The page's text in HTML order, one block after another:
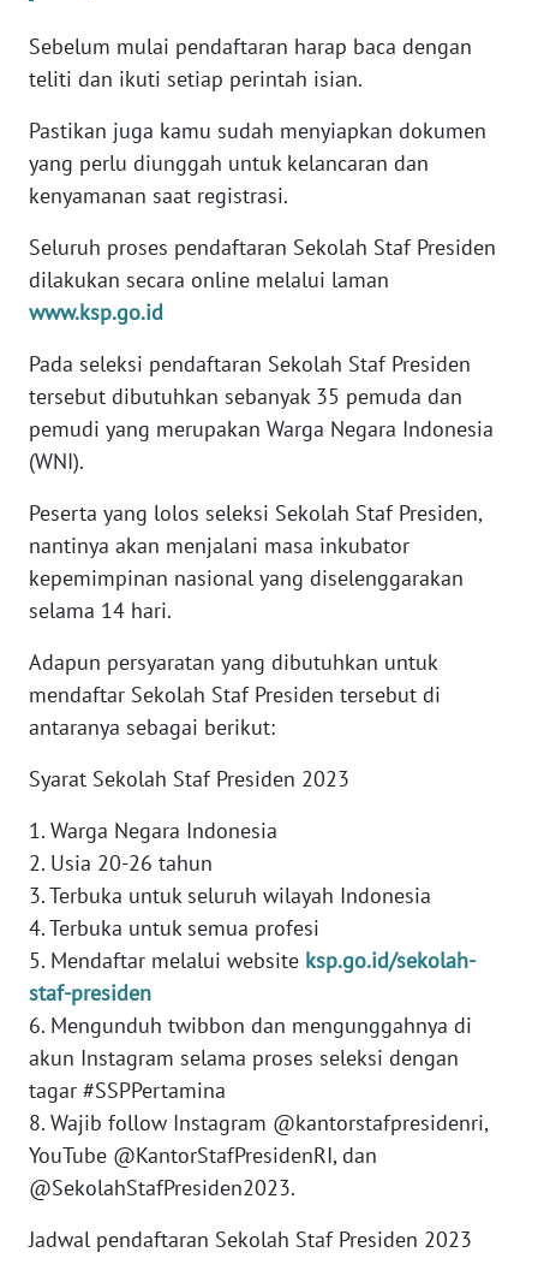
Sebelum mulai pendaftaran harap baca dengan
teliti dan ikuti setiap perintah isian.
Pastikan juga kamu sudah menyiapkan dokumen
yang perlu diunggah untuk kelancaran dan
kenyamanan saat registrasi.
Seluruh proses pendaftaran Sekolah Staf Presiden
dilakukan secara online melalui laman
www.ksp.go.id
Pada seleksi pendaftaran Sekolah Staf Presiden
tersebut dibutuhkan sebanyak 35 pemuda dan
pemudi yang merupakan Warga Negara Indonesia
(WNI).
Peserta yang lolos seleksi Sekolah Staf Presiden,
nantinya akan menjalani masa inkubator
kepemimpinan nasional yang diselenggarakan
selama 14 hari.
Adapun persyaratan yang dibutuhkan untuk
mendaftar Sekolah Staf Presiden tersebut di
antaranya sebagai berikut:
Syarat Sekolah Staf Presiden 2023
1. Warga Negara Indonesia
2. Usia 20-26 tahun
3. Terbuka untuk seluruh wilayah Indonesia
4. Terbuka untuk semua profesi
5. Mendaftar melalui website ksp.go.id/sekolah-
staf-presiden
6. Mengunduh twibbon dan mengunggahnya di
akun Instagram selama proses seleksi dengan
tagar #SSPPertamina
8. Wajib follow Instagram @kantorstafpresidenri,
YouTube @KantorStafPresidenRI, dan
@SekolahStafPresiden2023.
Jadwal pendaftaran Sekolah Staf Presiden 2023
KEPRI
PAPUA
WN
BARAT
WN
WN
SERAMBI
JAMBI
WN
SULTRA
WN
NTB
SULTENG
WN
SULBAR
WN
BABEL
WN
SUMBAR
WN
SUMSEL
BENGKULU